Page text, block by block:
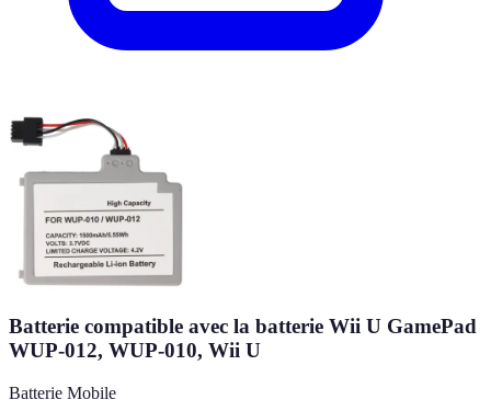
Batterie compatible avec la batterie Wii U GamePad
WUP-012, WUP-010, Wii U
Batterie Mobile